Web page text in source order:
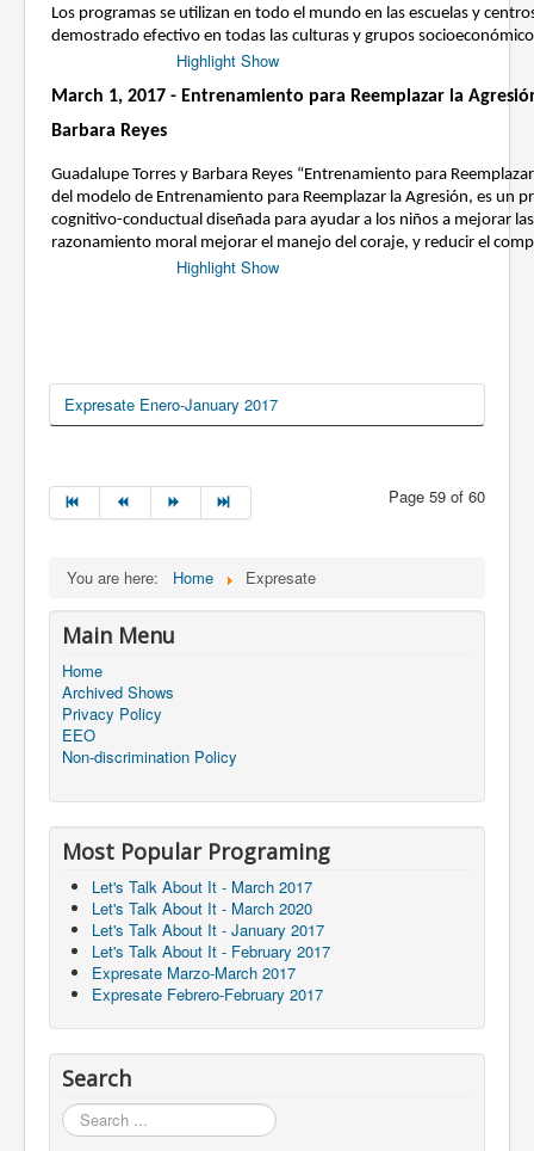
Los programas se utilizan en todo el mundo en las escuelas y
demostrado efectivo en todas las culturas y grupos
Highlight Show
March 1, 2017 - Entrenamiento para Reemplazar la
Barbara Reyes
Guadalupe Torres y Barbara Reyes “Entrenamiento para
del modelo de Entrenamiento para Reemplazar la Agresión, es un
cognitivo-conductual diseñada para ayudar a los niños a mejorar
razonamiento moral mejorar el manejo del coraje, y reducir el
Highlight Show
Expresate Enero-January 2017
Page 59 of 60
You are here: Home Expresate
Main Menu
Home
Archived Shows
Privacy Policy
EEO
Non-discrimination Policy
Most Popular Programing
Let's Talk About It - March 2017
Let's Talk About It - March 2020
Let's Talk About It - January 2017
Let's Talk About It - February 2017
Expresate Marzo-March 2017
Expresate Febrero-February 2017
Search
Search